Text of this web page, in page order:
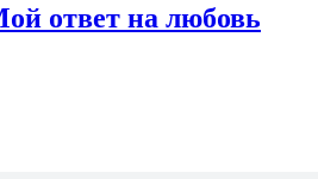
ответ на любовь